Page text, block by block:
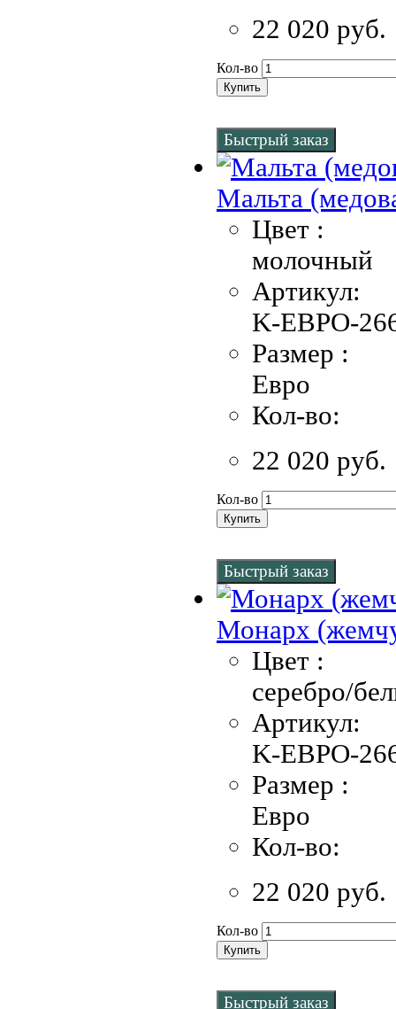
22 020 руб.
Кол-во
Купить
Быстрый заказ
Мальта
Цвет :
молочный
Артикул:
K-EBPO-
Размер :
Евро
Кол-во:
22 020 руб.
Кол-во
Купить
Быстрый заказ
Монарх
Цвет :
серебро/
Артикул:
K-EBPO-
Размер :
Евро
Кол-во:
22 020 руб.
Кол-во
Купить
Быстрый заказ